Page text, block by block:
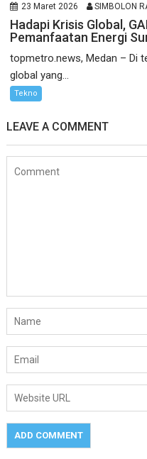
23 Maret 2026 SIMBOLON
Hadapi Krisis Global,
Pemanfaatan Energi
topmetro.news, Medan – Di
global yang...
Tekno
LEAVE A COMMENT